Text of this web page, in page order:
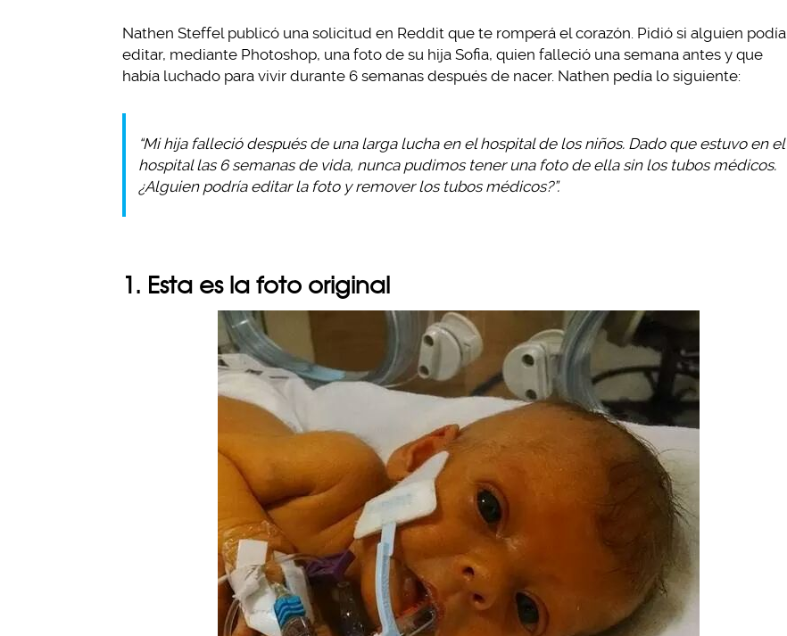
Nathen Steffel publicó una solicitud en Reddit que te romperá el corazón. Pidió si alguien podía
editar, mediante Photoshop, una foto de su hija Sofia, quien falleció una semana antes y que
había luchado para vivir durante 6 semanas después de nacer. Nathen pedía lo siguiente:
“Mi hija falleció después de una larga lucha en el hospital de los niños. Dado que estuvo en el
hospital las 6 semanas de vida, nunca pudimos tener una foto de ella sin los tubos médicos.
¿Alguien podría editar la foto y remover los tubos médicos?”.
1. Esta es la foto original